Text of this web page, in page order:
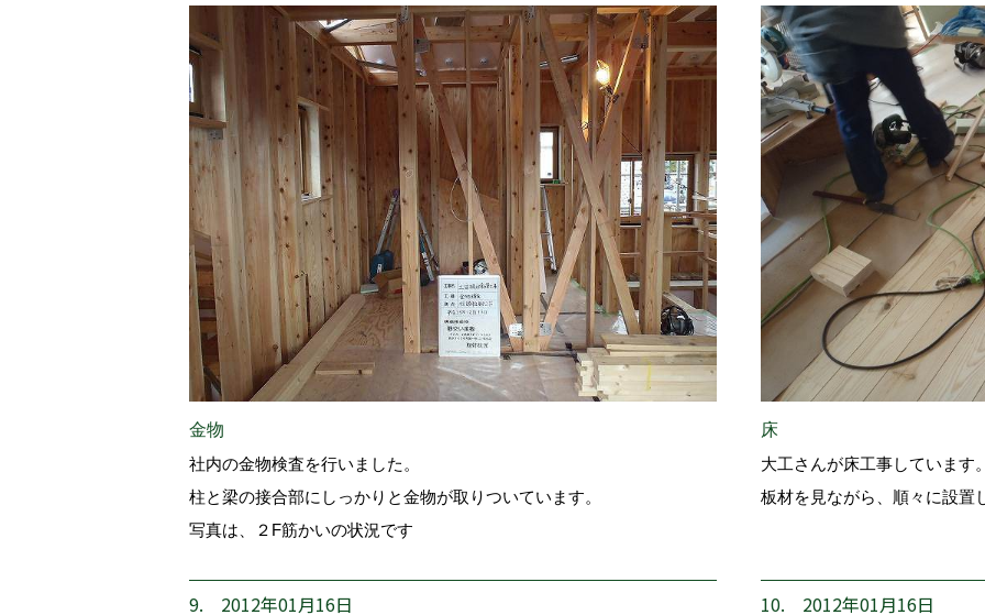
金物
社内の金物検査を行いました。
柱と梁の接合部にしっかりと金物が取りついています。
写真は、２F筋かいの状況です
床
大工さんが床工事しています
板材を見ながら、順々に設置
9. 2012年01月16日 10. 2012年01月16日